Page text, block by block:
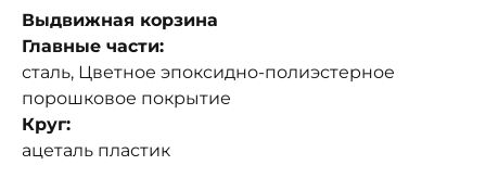
Выдвижная корзина
Главные части:
сталь, Цветное эпоксидно-полиэстерное
порошковое покрытие
Круг:
ацеталь пластик